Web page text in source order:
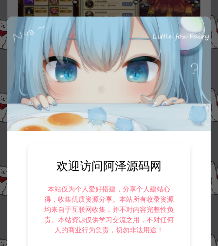
欢迎访问阿泽源码网
本站仅为个人爱好搭建，分享个人建站心
得，收集优质资源分享。本站所有收录资源
均来自于互联网收集，并不对内容完整性负
责。本站资源仅供学习交流之用，不对任何
人的商业行为负责，切勿非法用途！